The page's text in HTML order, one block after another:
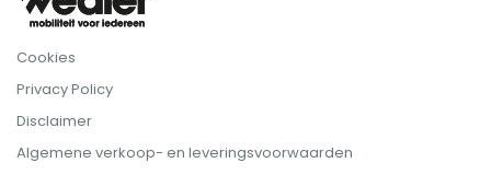
Cookies
Privacy Policy
Disclaimer
Algemene verkoop- en leveringsvoorwaarden